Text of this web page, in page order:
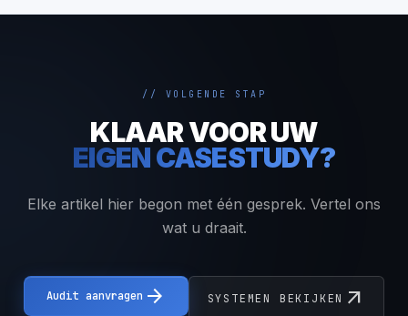
// VOLGENDE STAP
KLAAR VOOR UW
EIGEN CASESTUDY?
Elke artikel hier begon met één gesprek. Vertel ons
wat u draait.
Audit aanvragen arrow_forward SYSTEMEN BEKIJKEN arrow_outward